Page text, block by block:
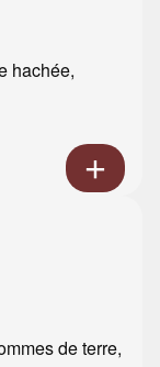
hachée,
de terre,